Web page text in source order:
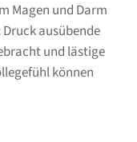
Magen und Darm
ausübende
und lästige
können